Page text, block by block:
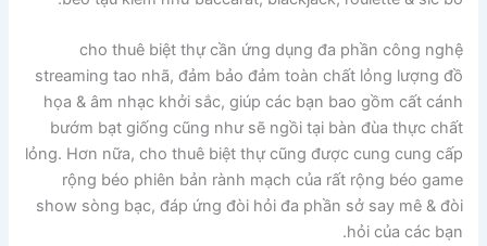
cho thuê biệt thự cần ứng dụng đa phần công nghệ
streaming tao nhã, đảm bảo đảm toàn chất lỏng lượng đồ
họa & âm nhạc khởi sắc, giúp các bạn bao gồm cất cánh
bướm bạt giống cũng như sẽ ngồi tại bàn đùa thực chất
lỏng. Hơn nữa, cho thuê biệt thự cũng được cung cung cấp
rộng béo phiên bản rành mạch của rất rộng béo game
show sòng bạc, đáp ứng đòi hỏi đa phần sở say mê & đòi
hỏi của các bạn.